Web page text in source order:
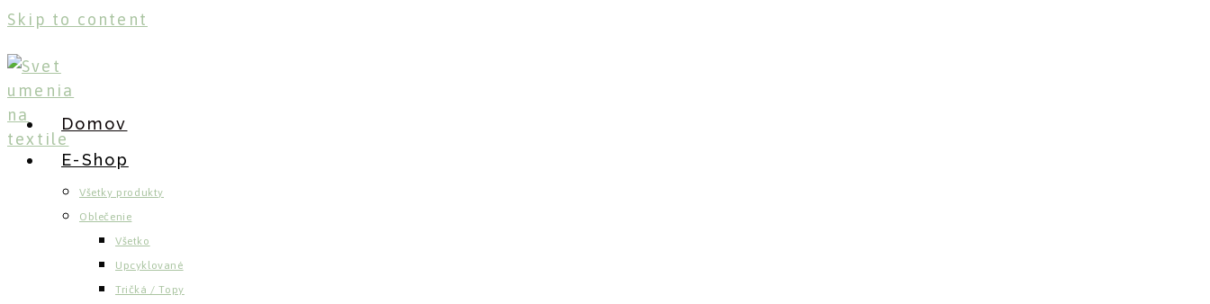
Skip to content
Domov
E-Shop
Všetky produkty
Oblečenie
Všetko
Upcyklované
Tričká / Topy